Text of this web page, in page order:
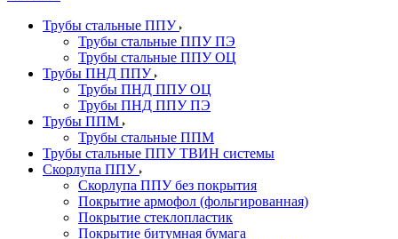
Трубы стальные ППУ
Трубы стальные ППУ ПЭ
Трубы стальные ППУ ОЦ
Трубы ПНД ППУ
Трубы ПНД ППУ ОЦ
Трубы ПНД ППУ ПЭ
Трубы ППМ
Трубы стальные ППМ
Трубы стальные ППУ ТВИН системы
Скорлупа ППУ
Скорлупа ППУ без покрытия
Покрытие армофол (фольгированная)
Покрытие стеклопластик
Покрытие битумная бумага